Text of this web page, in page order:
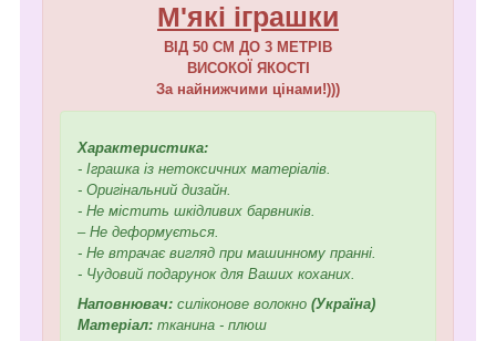
М'які іграшки
ВІД 50 СМ ДО 3 МЕТРІВ
ВИСОКОЇ ЯКОСТІ
За найнижчими цінами!)))
Характеристика:
- Іграшка із нетоксичних матеріалів.
- Оригінальний дизайн.
- Не містить шкідливих барвників.
– Не деформується.
- Не втрачає вигляд при машинному пранні.
- Чудовий подарунок для Ваших коханих.
Наповнювач: силіконове волокно (Україна)
Матеріал: тканина - плюш